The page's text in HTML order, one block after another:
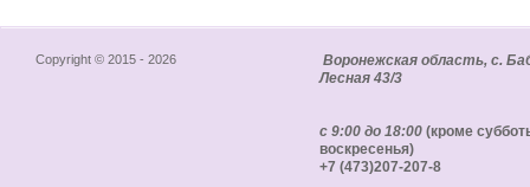
Copyright © 2015 - 2026
Воронежская область, с.
Лесная 43/3
с 9:00 до 18:00 (кроме
воскресенья)
+7 (473)207-207-8